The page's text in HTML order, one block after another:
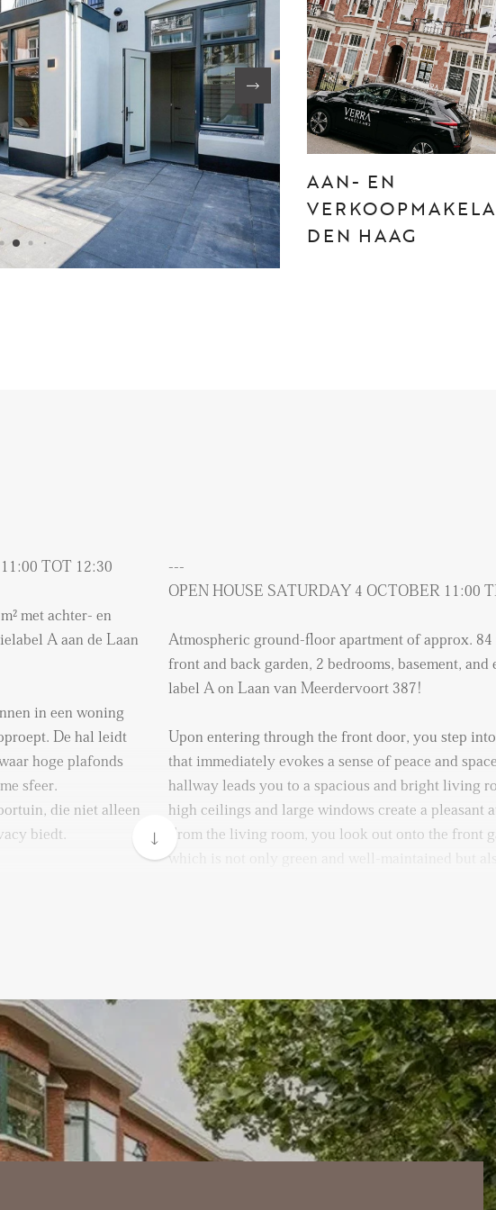
AAN- EN
DEN HAAG
TOT 12:30
met achter- en
A aan de Laan
in een woning
De hal leidt
hoge plafonds
sfeer.
die niet alleen
biedt.
gasten of familie in
zich twee
geven tot de
genoeg voor een
is ideaal als
---
OPEN HOUSE SATURDAY 4 OCTOBER 11:00
Atmospheric ground-floor apartment of approx. 84
front and back garden, 2 bedrooms, basement, and
label A on Laan van Meerdervoort 387!
Upon entering through the front door, you step into
that immediately evokes a sense of peace and
hallway leads you to a spacious and bright living
high ceilings and large windows create a pleasant
From the living room, you look out onto the front
which is not only green and well-maintained but
appliances such as an induction hob with
dishwasher, and combi-oven. A perfect place to
ease while staying connected with your guests or
living room.
At the rear of the apartment, you will find two
bedrooms, both with direct access to the back
main bedroom is spacious enough for a large bed
wardrobes. The second bedroom is ideal as a guest
OVER ONS
FAQ
Reviews
Werken bij
Den